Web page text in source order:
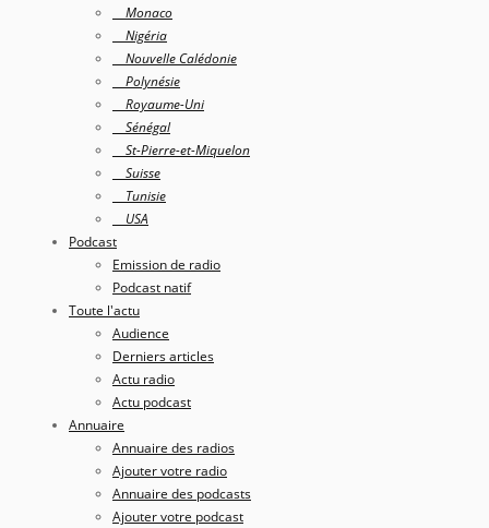
Monaco
Nigéria
Nouvelle Calédonie
Polynésie
Royaume-Uni
Sénégal
St-Pierre-et-Miquelon
Suisse
Tunisie
USA
Podcast
Emission de radio
Podcast natif
Toute l'actu
Audience
Derniers articles
Actu radio
Actu podcast
Annuaire
Annuaire des radios
Ajouter votre radio
Annuaire des podcasts
Ajouter votre podcast